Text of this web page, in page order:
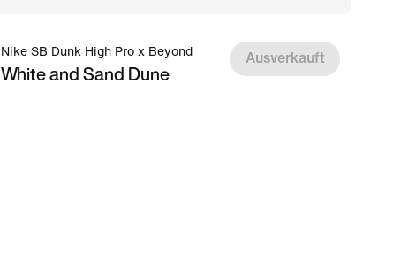
Nike SB Dunk High Pro x Beyond
White and Sand Dune
Ausverkauft